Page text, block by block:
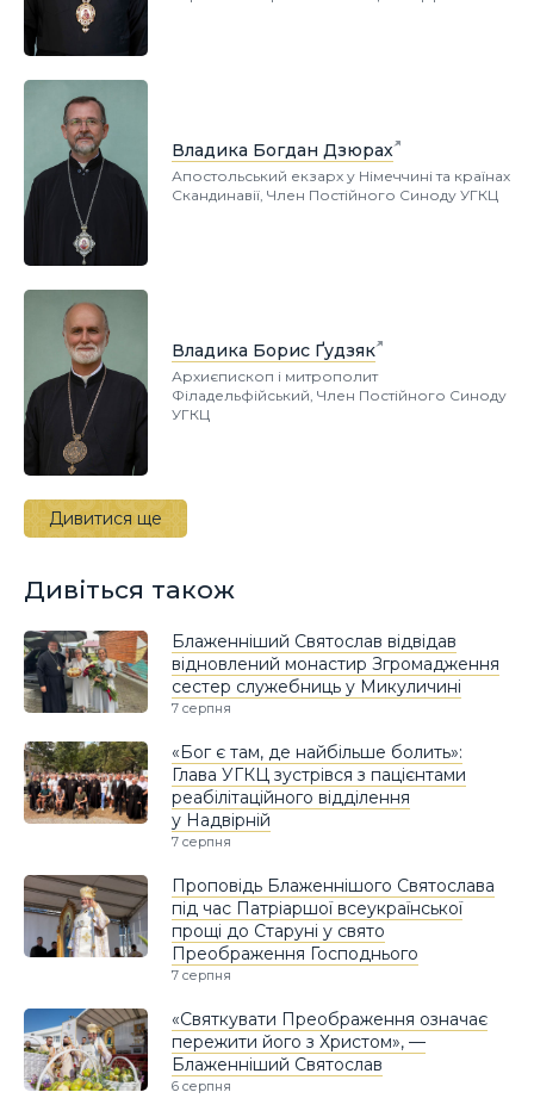
Владика Богдан Дзюрах
Апостольський екзарх у Німеччині та країнах
Скандинавії, Член Постійного Синоду УГКЦ
Владика Борис Ґудзяк
Архиєпископ і митрополит
Філадельфійський, Член Постійного Синоду
УГКЦ
Дивитися ще
Дивіться також
Блаженніший Святослав відвідав
відновлений монастир Згромадження
сестер служебниць у Микуличині
7 серпня
«Бог є там, де найбільше болить»:
Глава УГКЦ зустрівся з пацієнтами
реабілітаційного відділення
у Надвірній
7 серпня
Проповідь Блаженнішого Святослава
під час Патріаршої всеукраїнської
прощі до Старуні у свято
Преображення Господнього
7 серпня
«Святкувати Преображення означає
пережити його з Христом», —
Блаженніший Святослав
6 серпня